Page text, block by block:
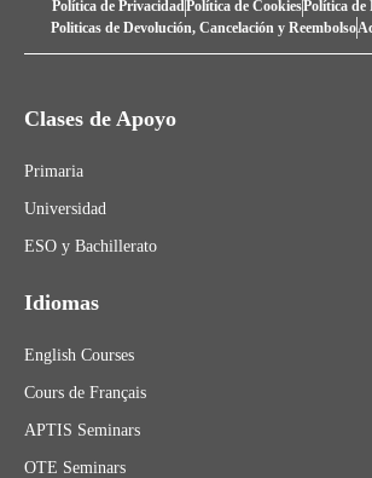
Política de PrivacidadPolítica de CookiesPolítica de
Politicas de Devolución, Cancelación y Reembolso
Clases de Apoyo
Primaria
Universidad
ESO y Bachillerato
Idiomas
English Courses
Cours de Français
APTIS Seminars
OTE Seminars